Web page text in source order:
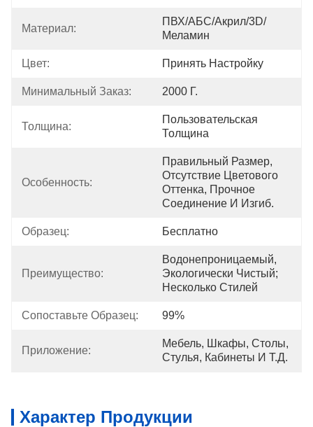
Материал:
ПВХ/АБС/акрил/3D/
Меламин
Цвет: Принять Настройку
Минимальный Заказ: 2000 Г.
Толщина:
Пользовательская
Толщина
Особенность:
Правильный Размер,
Отсутствие Цветового
Оттенка, Прочное
Соединение И Изгиб.
Образец: Бесплатно
Преимущество:
Водонепроницаемый,
Экологически Чистый;
Несколько Стилей
Сопоставьте Образец: 99%
Приложение:
Мебель, Шкафы, Столы,
Стулья, Кабинеты И Т.д.
Характер Продукции